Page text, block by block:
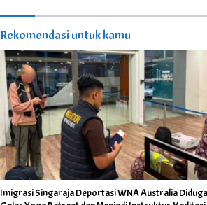
Rekomendasi untuk kamu
Imigrasi Singaraja Deportasi WNA Australia Diduga